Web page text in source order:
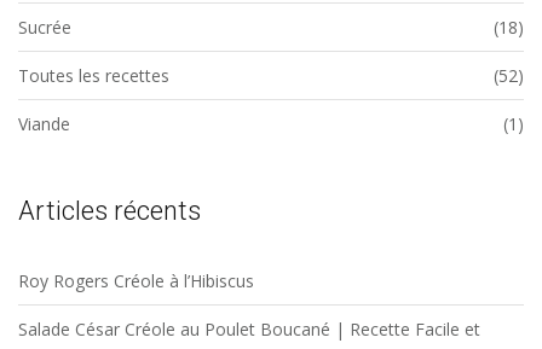
Sucrée (18)
Toutes les recettes (52)
Viande (1)
Articles récents
Roy Rogers Créole à l’Hibiscus
Salade César Créole au Poulet Boucané | Recette Facile et